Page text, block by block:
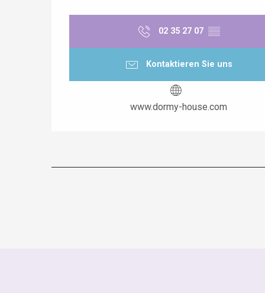
02 35 27 07 ▒▒
Kontaktieren Sie uns
www.dormy-house.com